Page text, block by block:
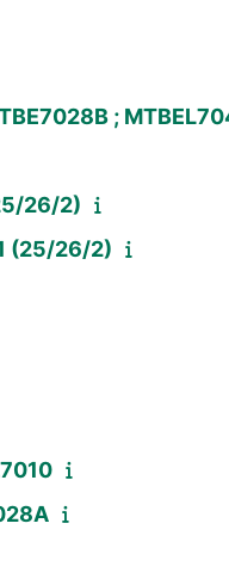
;
26/2)
(25/26/2)